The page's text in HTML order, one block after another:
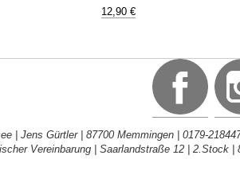
12,90 €
| Jens Gürtler | 87700 Memmingen | 0179-
Vereinbarung | Saarlandstraße 12 | 2.Stock |